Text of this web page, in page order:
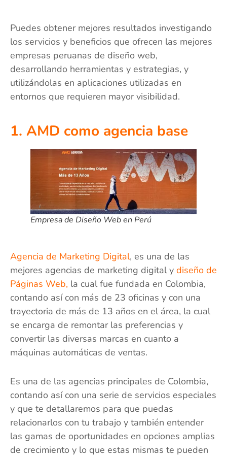
Puedes obtener mejores resultados investigando
los servicios y beneficios que ofrecen las mejores
empresas peruanas de diseño web,
desarrollando herramientas y estrategias, y
utilizándolas en aplicaciones utilizadas en
entornos que requieren mayor visibilidad.
1. AMD como agencia base
Empresa de Diseño Web en Perú
Agencia de Marketing Digital, es una de las
mejores agencias de marketing digital y diseño de
Páginas Web, la cual fue fundada en Colombia,
contando así con más de 23 oficinas y con una
trayectoria de más de 13 años en el área, la cual
se encarga de remontar las preferencias y
convertir las diversas marcas en cuanto a
máquinas automáticas de ventas.
Es una de las agencias principales de Colombia,
contando así con una serie de servicios especiales
y que te detallaremos para que puedas
relacionarlos con tu trabajo y también entender
las gamas de oportunidades en opciones amplias
de crecimiento y lo que estas mismas te pueden